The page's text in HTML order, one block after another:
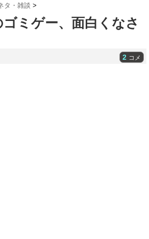
タ・雑談 >
ゴミゲー、面白くなさ
2 コメ